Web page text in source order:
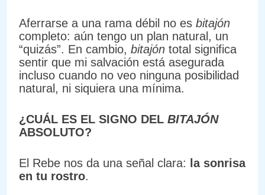
Aferrarse a una rama débil no es bitajón
completo: aún tengo un plan natural, un
“quizás”. En cambio, bitajón total significa
sentir que mi salvación está asegurada
incluso cuando no veo ninguna posibilidad
natural, ni siquiera una mínima.
¿CUÁL ES EL SIGNO DEL BITAJÓN
ABSOLUTO?
El Rebe nos da una señal clara:
la sonrisa
en tu rostro.